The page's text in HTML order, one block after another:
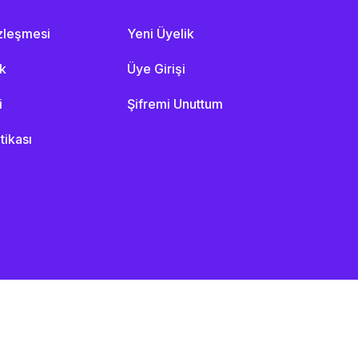
Yeni Üyelik
Üye Girişi
Şifremi Unuttum